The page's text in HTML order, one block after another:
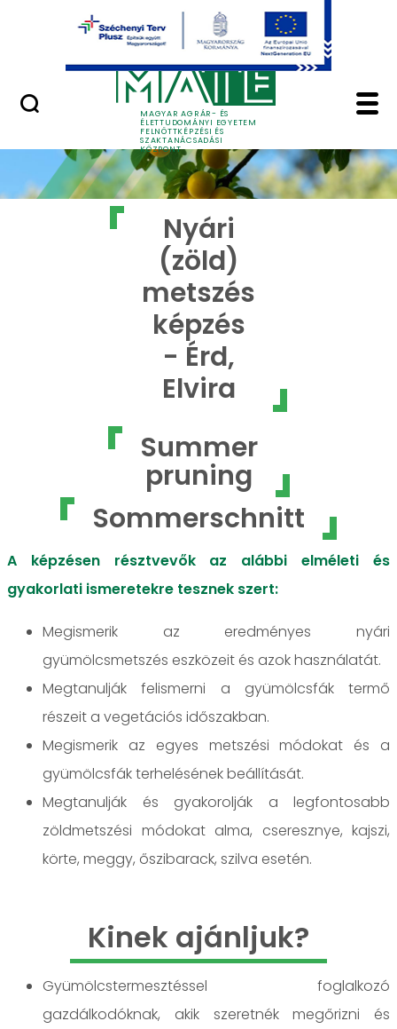
Ugrás a fő tartalomhoz
MAGYAR AGRÁR- ÉS
ÉLETTUDOMÁNYI EGYETEM
FELNŐTTKÉPZÉSI ÉS
SZAKTANÁCSADÁSI
KÖZPONT
Nyári (zöld) metszés
Nyári
(zöld)
metszés
képzés
- Érd,
Elvira
Summer
pruning
Sommerschnitt
A képzésen résztvevők az alábbi elméleti és
gyakorlati ismeretekre tesznek szert:
Megismerik az eredményes nyári
gyümölcsmetszés eszközeit és azok használatát.
Megtanulják felismerni a gyümölcsfák termő
részeit a vegetációs időszakban.
Megismerik az egyes metszési módokat és a
gyümölcsfák terhelésének beállítását.
Megtanulják és gyakorolják a legfontosabb
zöldmetszési módokat alma, cseresznye, kajszi,
körte, meggy, őszibarack, szilva esetén.
Kinek ajánljuk?
Gyümölcstermesztéssel foglalkozó
gazdálkodóknak, akik szeretnék megőrizni és